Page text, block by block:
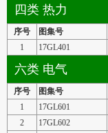
四类 热力
序号 图集号
1
17GL401
六类 电气
序号 图集号
1
17GL601
2
17GL602